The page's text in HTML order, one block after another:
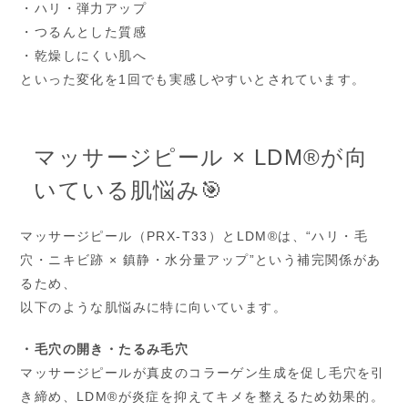
・ハリ・弾力アップ
・つるんとした質感
・乾燥しにくい肌へ
といった変化を1回でも実感しやすいとされています。
マッサージピール × LDM®が向
いている肌悩み🎯
マッサージピール（PRX‑T33）とLDM®は、“ハリ・毛
穴・ニキビ跡 × 鎮静・水分量アップ”という補完関係があ
るため、
以下のような肌悩みに特に向いています。
・毛穴の開き・たるみ毛穴
マッサージピールが真皮のコラーゲン生成を促し毛穴を引
き締め、LDM®が炎症を抑えてキメを整えるため効果的。